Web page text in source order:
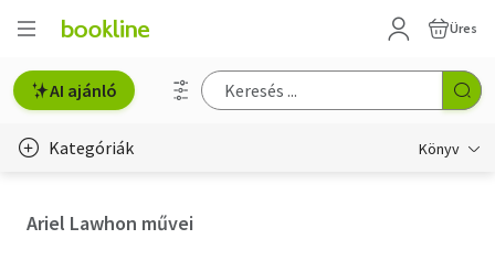
Üres
AI ajánló
Kategóriák Könyv
Ariel Lawhon művei